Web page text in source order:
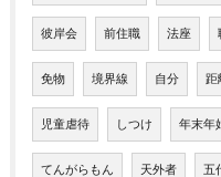
彼岸会 前住職 法座
免物 境界線 自分 距
児童虐待 しつけ 年末年
てんがらもん 天外者 五